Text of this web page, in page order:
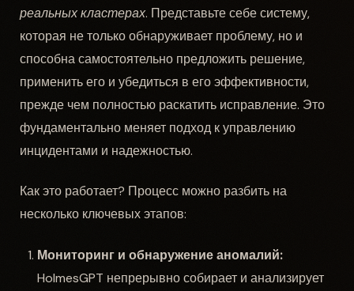
реальных кластерах. Представьте себе систему,
которая не только обнаруживает проблему, но и
способна самостоятельно предложить решение,
применить его и убедиться в его эффективности,
прежде чем полностью раскатить исправление. Это
фундаментально меняет подход к управлению
инцидентами и надежностью.
Как это работает? Процесс можно разбить на
несколько ключевых этапов:
Мониторинг и обнаружение аномалий:
HolmesGPT непрерывно собирает и анализирует